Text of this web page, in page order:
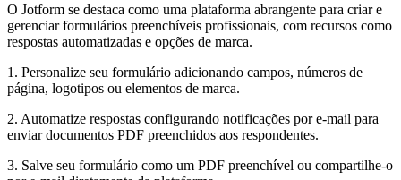
O Jotform se destaca como uma plataforma abrangente para criar e
gerenciar formulários preenchíveis profissionais, com recursos como
respostas automatizadas e opções de marca.
1. Personalize seu formulário adicionando campos, números de
página, logotipos ou elementos de marca.
2. Automatize respostas configurando notificações por e-mail para
enviar documentos PDF preenchidos aos respondentes.
3. Salve seu formulário como um PDF preenchível ou compartilhe-o